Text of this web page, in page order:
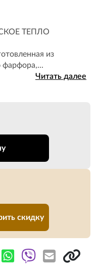
ТЕПЛО
из
фарфора,...
Читать далее
скидку